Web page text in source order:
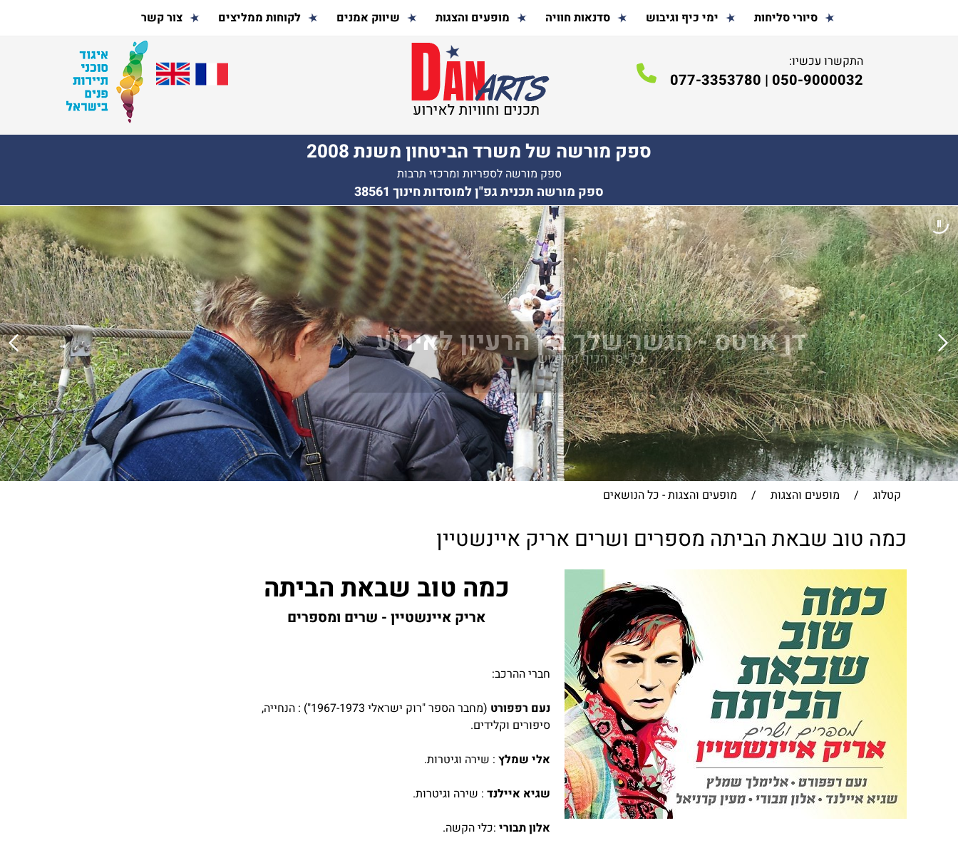
התקשרו עכשיו:
050-9000032
|
077-3353780
ספק מורשה של משרד הביטחון משנת 2008
ספק מורשה לספריות ומרכזי תרבות
ספק מורשה תכנית גפ"ן למוסדות חינוך 38561
סיורי סליחות ימי כיף וגיבוש סדנאות חוויה מופעים והצגות שיווק אמנים לקוחות ממליצים צור קשר
דן ארטס - הגשר שלך בין הרעיון לאירוע
כל ימי הכיף והגיבוש
קטלוג / מופעים והצגות / מופעים והצגות - כל הנושאים
כמה טוב שבאת הביתה מספרים ושרים אריק איינשטיין
כמה טוב שבאת הביתה
אריק איינשטיין - שרים ומספרים
חברי ההרכב:
נעם רפפורט
(מחבר הספר "רוק ישראלי 1967-1973") : הנחייה,
סיפורים וקלידים.
אלי שמלץ : שירה וגיטרות.
שגיא איילנד : שירה וגיטרות.
אלוןתבורי :כלי הקשה.